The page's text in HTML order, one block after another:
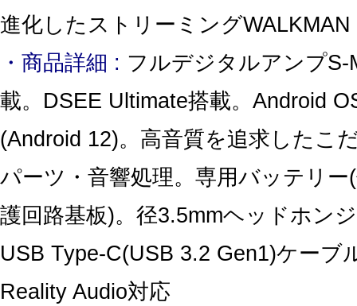
進化したストリーミングWALKMAN
・商品詳細 : フルデジタルアンプS-
載。DSEE Ultimate搭載。Android
(Android 12)。高音質を追求したこ
パーツ・音響処理。専用バッテリー
護回路基板)。径3.5mmヘッドホン
USB Type-C(USB 3.2 Gen1)ケーブ
Reality Audio対応